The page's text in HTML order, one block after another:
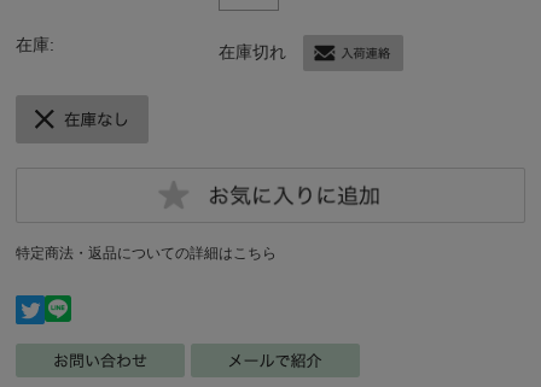
在庫: 在庫切れ
特定商法・返品についての詳細はこちら